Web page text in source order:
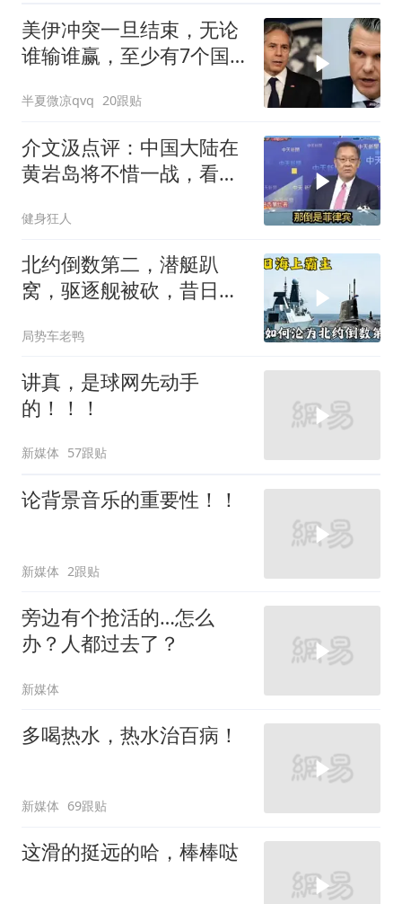
美伊冲突一旦结束，无论
谁输谁赢，至少有7个国
半夏微凉qvq 20跟贴
介文汲点评：中国大陆在
黄岩岛将不惜一战，看你
健身狂人
北约倒数第二，潜艇趴
窝，驱逐舰被砍，昔日的
局势车老鸭
讲真，是球网先动手
的！！！
新媒体 57跟贴
论背景音乐的重要性！！
新媒体 2跟贴
旁边有个抢活的…怎么
办？人都过去了？
新媒体
多喝热水，热水治百病！
新媒体 69跟贴
这滑的挺远的哈，棒棒哒